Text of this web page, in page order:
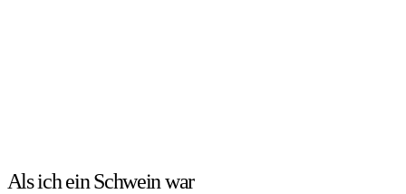
Als ich ein Schwein war